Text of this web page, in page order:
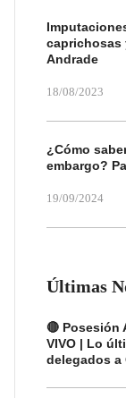
caprichosas
Andrade
18/08/2023
¿Cómo
embargo?
19/09/2024
Últimas
🔴 Posesión
VIVO | Lo
delegados a